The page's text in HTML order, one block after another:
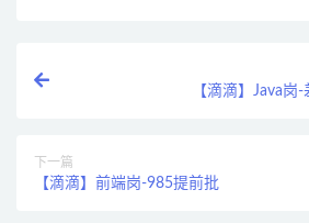
【滴滴】Java
下一篇
【滴滴】前端岗-985提前批